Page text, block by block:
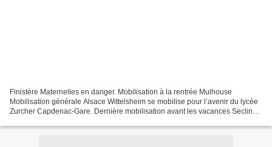
Finistère Maternelles en danger. Mobilisation à la rentrée Mulhouse
Mobilisation générale Alsace Wittelsheim se mobilise pour l’avenir du lycée
Zurcher Capdenac-Gare. Dernière mobilisation avant les vacances Seclin